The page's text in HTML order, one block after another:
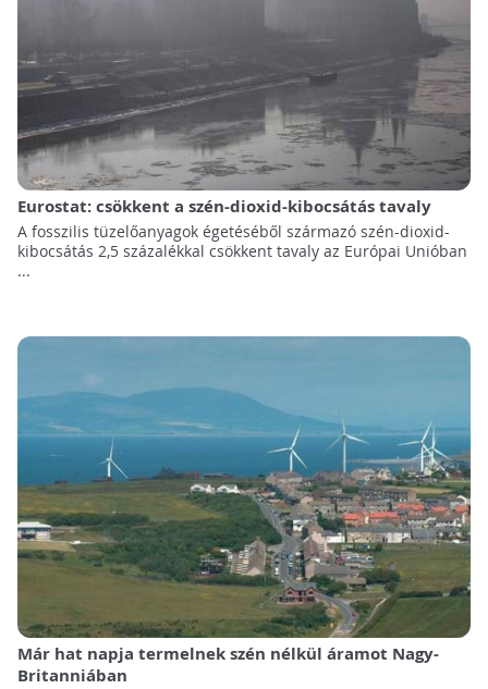
Eurostat: csökkent a szén-dioxid-kibocsátás tavaly
A fosszilis tüzelőanyagok égetéséből származó szén-dioxid-
kibocsátás 2,5 százalékkal csökkent tavaly az Európai Unióban
...
Már hat napja termelnek szén nélkül áramot Nagy-
Britanniában